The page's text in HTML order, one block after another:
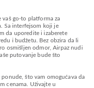
vaš go-to platforma za
Sa interfejsom koji je
da uporedite i izaberete
i budžetu. Bez obzira da li
osmišljen odmor, Airpaz nudi
putovanje bude što
što vam omogućava da
cenama. Uživajte u